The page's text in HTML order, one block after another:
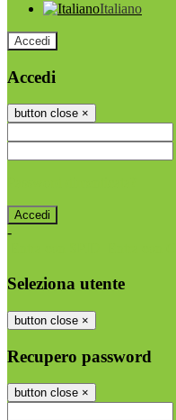
Italiano
Accedi
Accedi
button close ×
-
Seleziona utente
button close ×
Recupero password
button close ×